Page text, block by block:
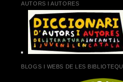
AUTORS I AUTORES
BLOGS I WEBS DE LES